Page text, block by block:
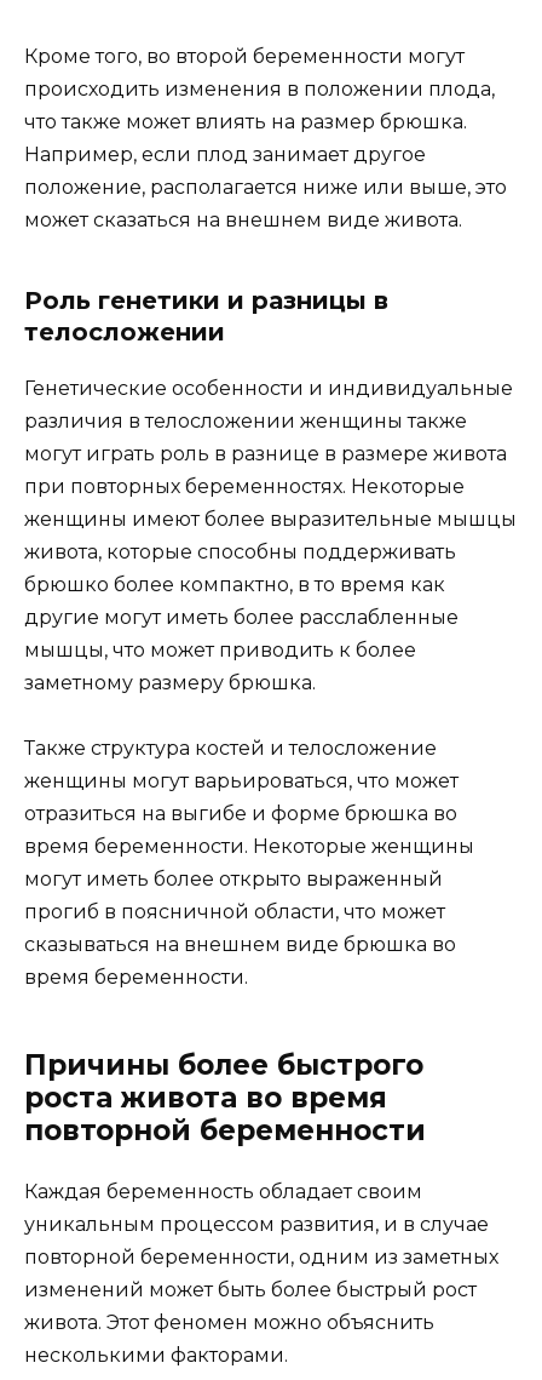
Кроме того, во второй беременности могут
происходить изменения в положении плода,
что также может влиять на размер брюшка.
Например, если плод занимает другое
положение, располагается ниже или выше, это
может сказаться на внешнем виде живота.
Роль генетики и разницы в
телосложении
Генетические особенности и индивидуальные
различия в телосложении женщины также
могут играть роль в разнице в размере живота
при повторных беременностях. Некоторые
женщины имеют более выразительные мышцы
живота, которые способны поддерживать
брюшко более компактно, в то время как
другие могут иметь более расслабленные
мышцы, что может приводить к более
заметному размеру брюшка.
Также структура костей и телосложение
женщины могут варьироваться, что может
отразиться на выгибе и форме брюшка во
время беременности. Некоторые женщины
могут иметь более открыто выраженный
прогиб в поясничной области, что может
сказываться на внешнем виде брюшка во
время беременности.
Причины более быстрого
роста живота во время
повторной беременности
Каждая беременность обладает своим
уникальным процессом развития, и в случае
повторной беременности, одним из заметных
изменений может быть более быстрый рост
живота. Этот феномен можно объяснить
несколькими факторами.